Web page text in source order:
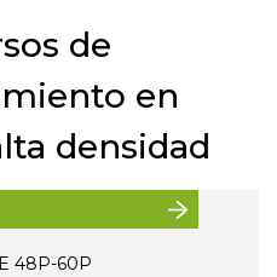
de
en
densidad
48P-60P